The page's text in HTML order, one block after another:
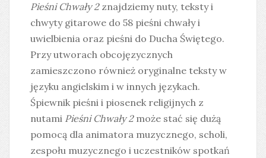
Pieśni Chwały 2znajdziemy nuty, teksty i
chwyty gitarowe do 58 pieśni chwały i
uwielbienia oraz pieśni do Ducha Świętego.
Przy utworach obcojęzycznych
zamieszczono również oryginalne teksty w
języku angielskim i w innych językach.
Śpiewnik pieśni i piosenek religijnych z
nutami Pieśni Chwały 2może stać się dużą
pomocą dla animatora muzycznego, scholi,
zespołu muzycznego i uczestników spotkań